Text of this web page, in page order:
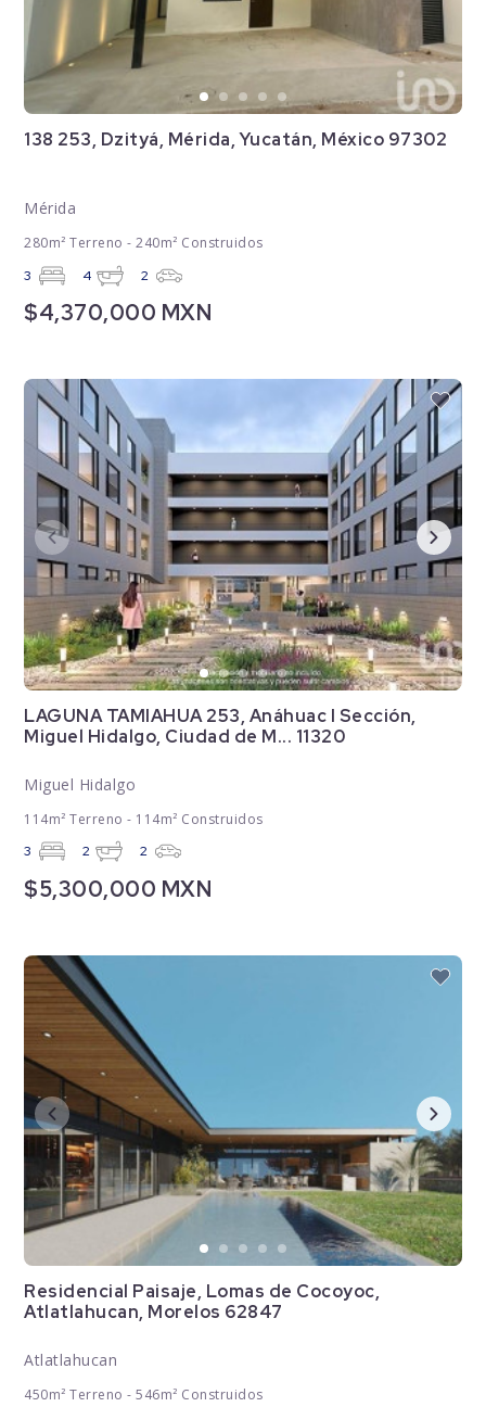
138 253, Dzityá, Mérida, Yucatán, México 97302
Mérida
280m² Terreno - 240m² Construidos
3 4 2
$4,370,000 MXN
LAGUNA TAMIAHUA 253, Anáhuac I Sección,
Miguel Hidalgo, Ciudad de M... 11320
Miguel Hidalgo
114m² Terreno - 114m² Construidos
3 2 2
$5,300,000 MXN
Residencial Paisaje, Lomas de Cocoyoc,
Atlatlahucan, Morelos 62847
Atlatlahucan
450m² Terreno - 546m² Construidos